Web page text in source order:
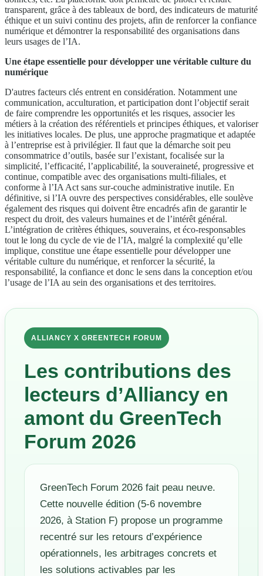
transparent, grâce à des tableaux de bord, des indicateurs de maturité
éthique et un suivi continu des projets, afin de renforcer la confiance
numérique et démontrer la responsabilité des organisations dans
leurs usages de l’IA.
Une étape essentielle pour développer une véritable culture du
numérique
D'autres facteurs clés entrent en considération. Notamment une
communication, acculturation, et participation dont l’objectif serait
de faire comprendre les opportunités et les risques, associer les
métiers à la création des référentiels et principes éthiques, et valoriser
les initiatives locales. De plus, une approche pragmatique et adaptée
à l’entreprise est à privilégier. Il faut que la démarche soit peu
consommatrice d’outils, basée sur l’existant, focalisée sur la
simplicité, l’efficacité, l’applicabilité, la souveraineté, progressive et
continue, compatible avec des organisations multi-filiales, et
conforme à l’IA Act sans sur-couche administrative inutile. En
définitive, si l’IA ouvre des perspectives considérables, elle soulève
également des risques qui doivent être encadrés afin de garantir le
respect du droit, des valeurs humaines et de l’intérêt général.
L’intégration de critères éthiques, souverains, et éco-responsables
tout le long du cycle de vie de l’IA, malgré la complexité qu’elle
implique, constitue une étape essentielle pour développer une
véritable culture du numérique, et renforcer la sécurité, la
responsabilité, la confiance et donc le sens dans la conception et/ou
l’usage de l’IA au sein des organisations et des territoires.
ALLIANCY X GREENTECH FORUM
Les contributions des
lecteurs d’Alliancy en
amont du GreenTech
Forum 2026
GreenTech Forum 2026 fait peau neuve.
Cette nouvelle édition (5-6 novembre
2026, à Station F) propose un programme
recentré sur les retours d’expérience
opérationnels, les arbitrages concrets et
les solutions activables par les